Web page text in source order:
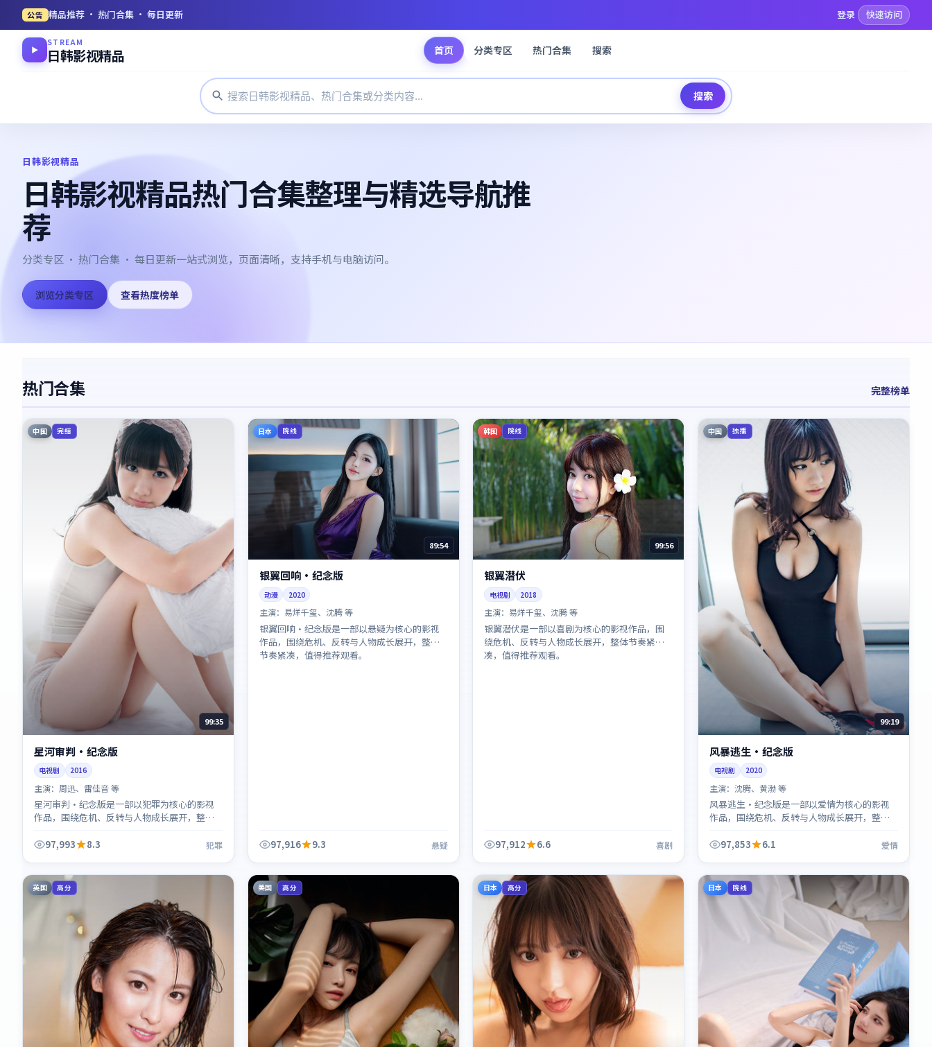
公告 精品推荐 · 热门合集 · 每日更新 登录 快速访问
▶
STREAM
日韩影视精品 首页 分类专区 热门合集 搜索
搜索
日韩影视精品
日韩影视精品热门合集整理与精选导航推
荐
分类专区 · 热门合集 · 每日更新一站式浏览，页面清晰，支持手机与电脑访问。
浏览分类专区 查看热度榜单
热门合集 完整榜单
中国 完结
99:35
星河审判·纪念版
电视剧 2016
主演： 周迅、雷佳音 等
星河审判·纪念版是一部以犯罪为核心的影视
作品，围绕危机、反转与人物成长展开，整体
97,993
8.3 犯罪
日本 院线
89:54
银翼回响·纪念版
动漫 2020
主演： 易烊千玺、沈腾 等
银翼回响·纪念版是一部以悬疑为核心的影视
作品，围绕危机、反转与人物成长展开，整体
节奏紧凑，值得推荐观看。
97,916 9.3 悬疑
韩国 院线
99:56
银翼潜伏
电视剧 2018
主演：易烊千玺、沈腾 等
银翼潜伏是一部以喜剧为核心的影视作品，围
绕危机、反转与人物成长展开，整体节奏紧
凑，值得推荐观看。
97,912 6.6 喜剧
中国 独播
99:19
风暴逃生·纪念版
电视剧 2020
主演： 沈腾、黄渤 等
风暴逃生·纪念版是一部以爱情为核心的影视
作品，围绕危机、反转与人物成长展开，整体
97,853
6.1 爱情
英国 高分 美国 高分 日本 高分 日本 院线